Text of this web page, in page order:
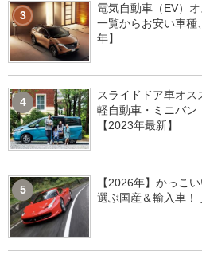
3
電気自動車（EV）
一覧からお安い車種
年】
4
スライドドア車オス
軽自動車・ミニバン
【2023年最新】
5
【2026年】かっこ
選ぶ国産＆輸入車！